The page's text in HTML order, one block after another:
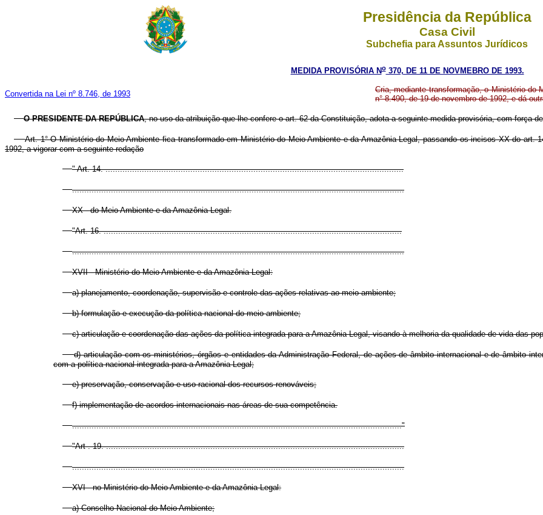
Presidência da República
Casa Civil
Subchefia para Assuntos Jurídicos
MEDIDA PROVISÓRIA No370, DE 11 DE NOVMEBRO DE 1993.
Convertida na Lei nº 8.746, de 1993
Cria, mediante transformação, o Ministério do
n° 8.490, de 19 de novembro de 1992, e dá
O PRESIDENTE DA REPÚBLICA, no uso da atribuição que lhe confere o art. 62 da Constituição, adota a seguinte medida provisória, com força
Art. 1° O Ministério do Meio Ambiente fica transformado em Ministério do Meio Ambiente e da Amazônia Legal, passando os incisos XX do
1992, a vigorar com a seguinte redação
" Art. 14. ...........................................................................................................................
.........................................................................................................................................
XX - do Meio Ambiente e da Amazônia Legal.
"Art. 16. ...........................................................................................................................
.........................................................................................................................................
XVII - Ministério do Meio Ambiente e da Amazônia Legal:
a) planejamento, coordenação, supervisão e controle das ações relativas ao meio ambiente;
b) formulação e execução da política nacional do meio ambiente;
c) articulação e coordenação das ações da política integrada para a Amazônia Legal, visando à melhoria da qualidade de vida das
d) articulação com os ministérios, órgãos e entidades da Administração Federal, de ações de âmbito internacional e de âmbito
com a política nacional integrada para a Amazônia Legal;
e) preservação, conservação e uso racional dos recursos renováveis;
f) implementação de acordos internacionais nas áreas de sua competência.
........................................................................................................................................"
"Art . 19. ...........................................................................................................................
.........................................................................................................................................
XVI - no Ministério do Meio Ambiente e da Amazônia Legal:
a) Conselho Nacional do Meio Ambiente;